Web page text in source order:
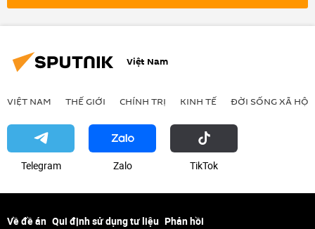
Việt Nam
VIỆT NAM THẾ GIỚI CHÍNH TRỊ KINH TẾ ĐỜI SỐNG XÃ HỘI
Telegram Zalo ТikТоk
Về đề án Qui định sử dụng tư liệu Phản hồi